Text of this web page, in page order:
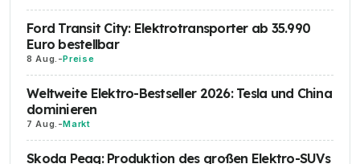
Ford Transit City: Elektrotransporter ab 35.990
Euro bestellbar
8 Aug. -Preise
Weltweite Elektro-Bestseller 2026: Tesla und China
dominieren
7 Aug. -Markt
Skoda Peaq: Produktion des großen Elektro-SUVs